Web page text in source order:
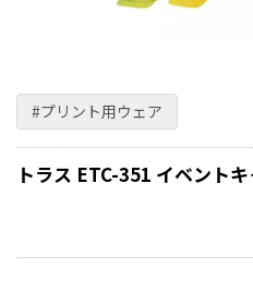
#プリント用ウェア
トラス ETC-351 イベント